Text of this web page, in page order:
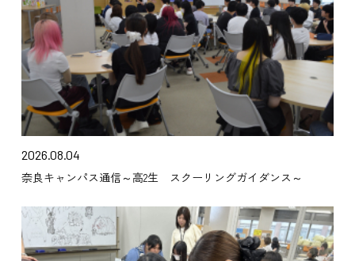
2026.08.04
奈良キャンパス通信～高2生 スクーリングガイダンス～